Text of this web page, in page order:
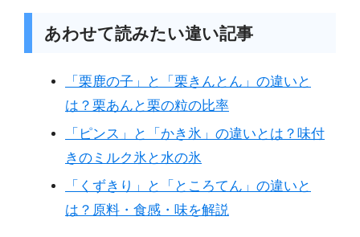
あわせて読みたい違い記事
「栗鹿の子」と「栗きんとん」の違いと
は？栗あんと栗の粒の比率
「ピンス」と「かき氷」の違いとは？味付
きのミルク氷と水の氷
「くずきり」と「ところてん」の違いと
は？原料・食感・味を解説